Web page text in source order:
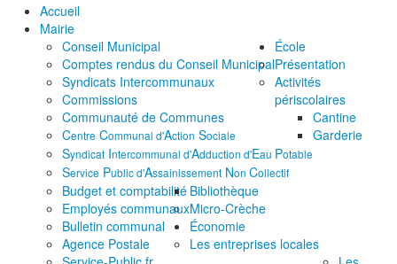
Accueil
Mairie
Conseil Municipal
Comptes rendus du Conseil Municipal
Syndicats Intercommunaux
Commissions
Communauté de Communes
Centre Communal d'Action Sociale
Syndicat Intercommunal d'Adduction d'Eau Potable
Service Public d'Assainissement Non Collectif
Budget et comptabilité
Employés communaux
Bulletin communal
Agence Postale
École
Présentation
Activités
périscolaires
Cantine
Garderie
Bibliothèque
Micro-Crèche
Économie
Les entreprises locales